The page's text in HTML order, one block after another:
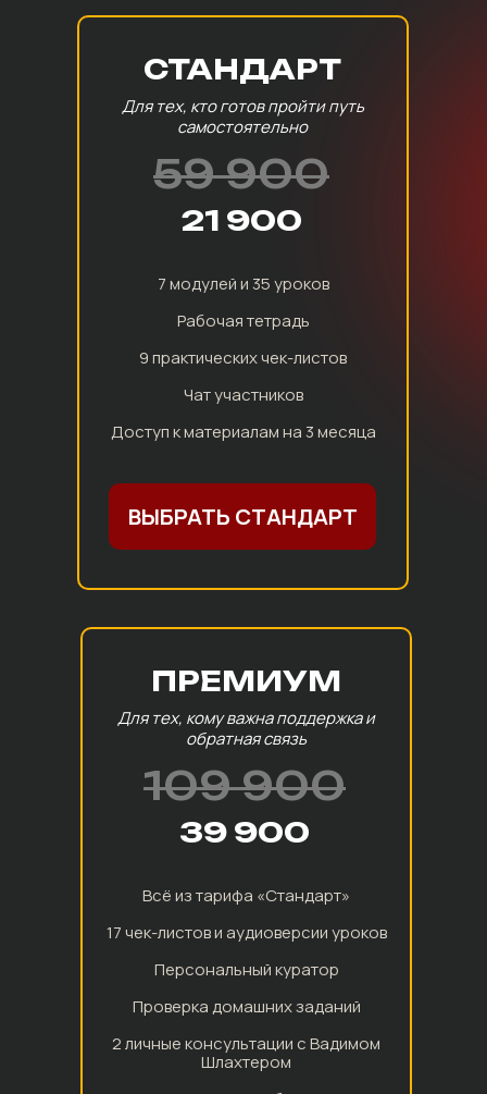
СТАНДАРТ
21 900
59 900
Для тех, кто готов пройти путь
самостоятельно
7 модулей и 35 уроков
Рабочая тетрадь
9 практических чек-листов
Чат участников
Доступ к материалам на 3 месяца
ВЫБРАТЬ СТАНДАРТ
ПРЕМИУМ
39 900
109 900
Для тех, кому важна поддержка и
обратная связь
Всё из тарифа «Стандарт»
17 чек-листов и аудиоверсии уроков
Персональный куратор
Проверка домашних заданий
2 личные консультации с Вадимом
Шлахтером